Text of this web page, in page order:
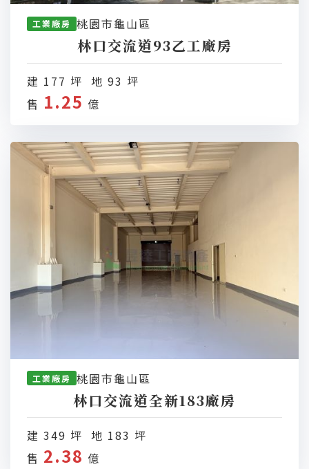
工業廠房 桃園市龜山區
林口交流道93乙工廠房
建 177 坪 地 93 坪
售 1.25 億
工業廠房 桃園市龜山區
林口交流道全新183廠房
建 349 坪 地 183 坪
售 2.38 億